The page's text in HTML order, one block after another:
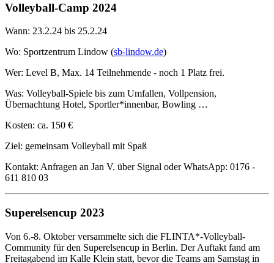
Volleyball-Camp 2024
Wann: 23.2.24 bis 25.2.24
Wo: Sportzentrum Lindow (sb-lindow.de)
Wer: Level B, Max. 14 Teilnehmende - noch 1 Platz frei.
Was: Volleyball-Spiele bis zum Umfallen, Vollpension,
Übernachtung Hotel, Sportler*innenbar, Bowling …
Kosten: ca. 150 €
Ziel: gemeinsam Volleyball mit Spaß
Kontakt: Anfragen an Jan V. über Signal oder WhatsApp: 0176 -
611 810 03
Superelsencup 2023
Von 6.-8. Oktober versammelte sich die FLINTA*-Volleyball-
Community für den Superelsencup in Berlin. Der Auftakt fand am
Freitagabend im Kalle Klein statt, bevor die Teams am Samstag in